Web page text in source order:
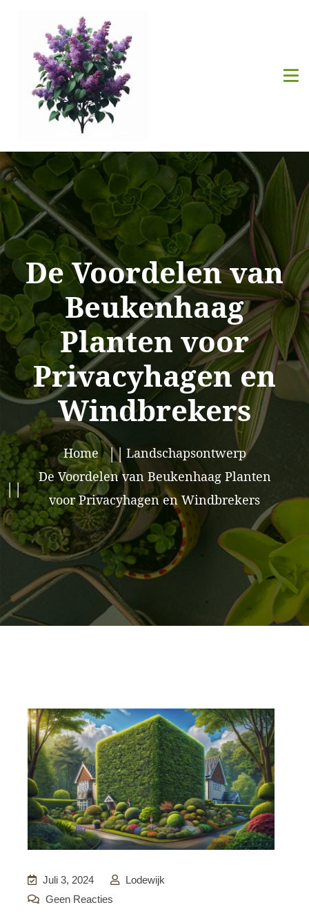
De Voordelen van
Beukenhaag
Planten voor
Privacyhagen en
Windbrekers
Home
Landschapsontwerp
De Voordelen van Beukenhaag Planten
voor Privacyhagen en Windbrekers
Juli 3, 2024
Lodewijk
Geen Reacties